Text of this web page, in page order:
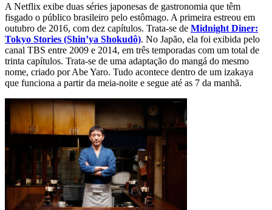
A Netflix exibe duas séries japonesas de gastronomia que têm
fisgado o público brasileiro pelo estômago. A primeira estreou em
outubro de 2016, com dez capítulos. Trata-se de Midnight Diner:
Tokyo Stories (Shin’ya Shokudô). No Japão, ela foi exibida pelo
canal TBS entre 2009 e 2014, em três temporadas com um total de
trinta capítulos. Trata-se de uma adaptação do mangá do mesmo
nome, criado por Abe Yaro. Tudo acontece dentro de um izakaya
que funciona a partir da meia-noite e segue até as 7 da manhã.